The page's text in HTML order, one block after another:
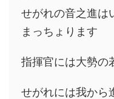
せがれの音之進
まっちょります
指揮官には大勢の
せがれには我から